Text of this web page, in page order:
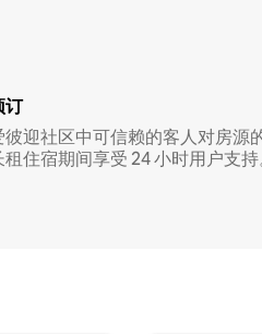
订
迎社区中可信赖的客人对房源
住宿期间享受 24 小时用户支持